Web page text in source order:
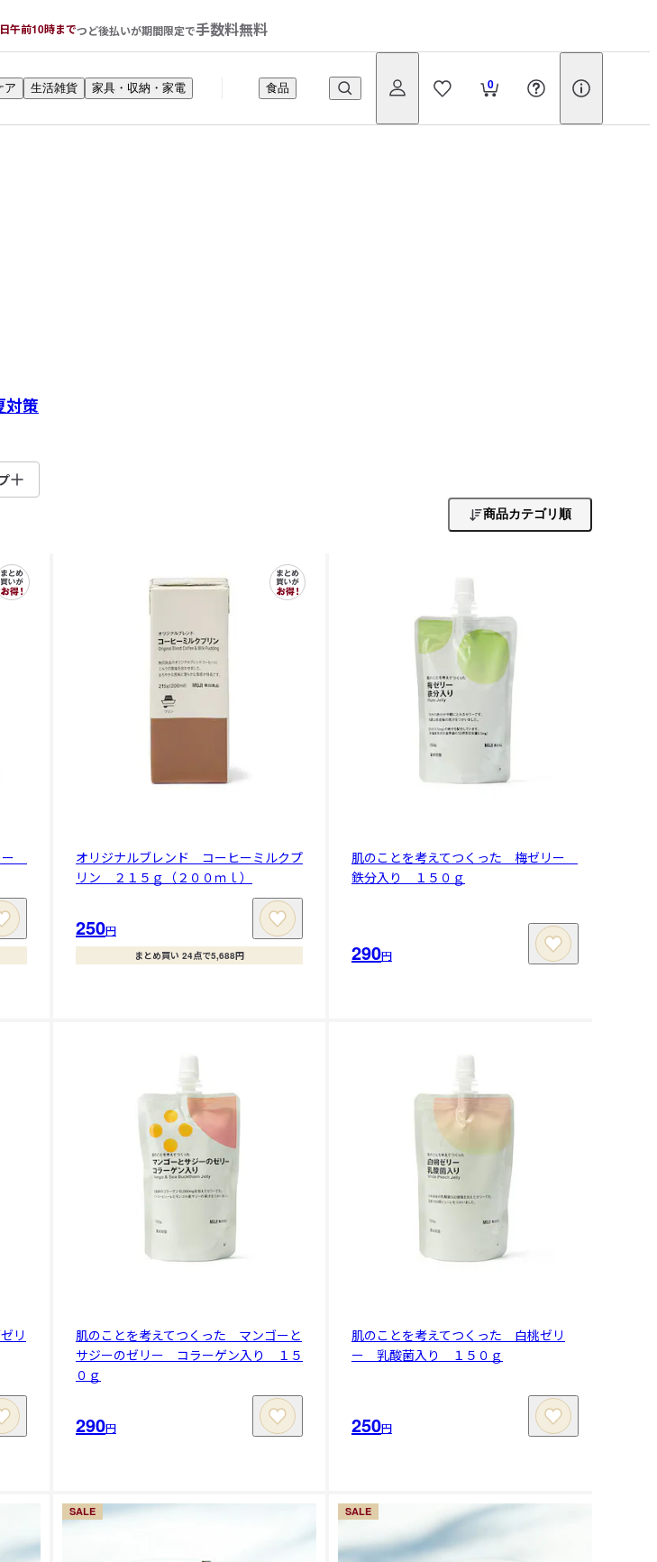
午前10時までつど後払いが期間限定で手数料無料
0
ア 生活雑貨 家具・収納・家電 食品
対策
商品カテゴリ順
ー
オリジナルブレンド コーヒーミルクプ
リン ２１５ｇ（２００ｍｌ）
250円
まとめ買い 24点で5,688円
肌のことを考えてつくった 梅ゼリー
鉄分入り １５０ｇ
290円
リ
肌のことを考えてつくった マンゴーと
サジーのゼリー コラーゲン入り １５
０ｇ
290円
肌のことを考えてつくった 白桃ゼリ
ー 乳酸菌入り １５０ｇ
250円
SALE SALE